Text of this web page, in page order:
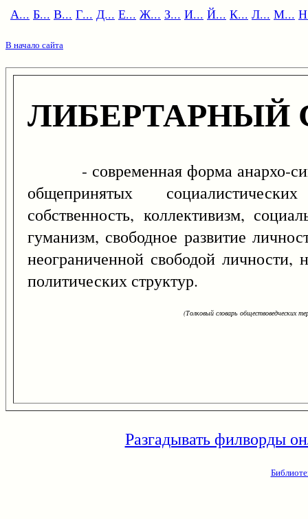
А... Б... В... Г... Д... Е... Ж... З... И... Й... К... Л... М...
В начало сайта
ЛИБЕРТАРНЫЙ
- современная форма анархо-
общепринятых
собственность, коллективизм,
гуманизм, свободное развитие
неограниченной свободой
политических структур.
(Толковый словарь обществоведческих
Разгадывать филворды